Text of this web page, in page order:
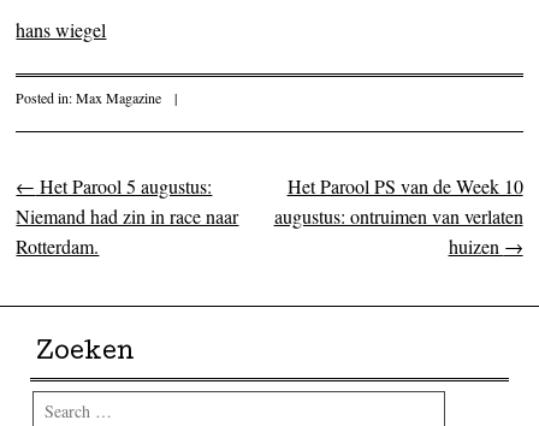
hans wiegel
Posted in:Max Magazine |
Post navigation
← Het Parool 5 augustus:
Niemand had zin in race naar
Rotterdam.
Het Parool PS van de Week 10
augustus: ontruimen van verlaten
huizen →
Zoeken
Search